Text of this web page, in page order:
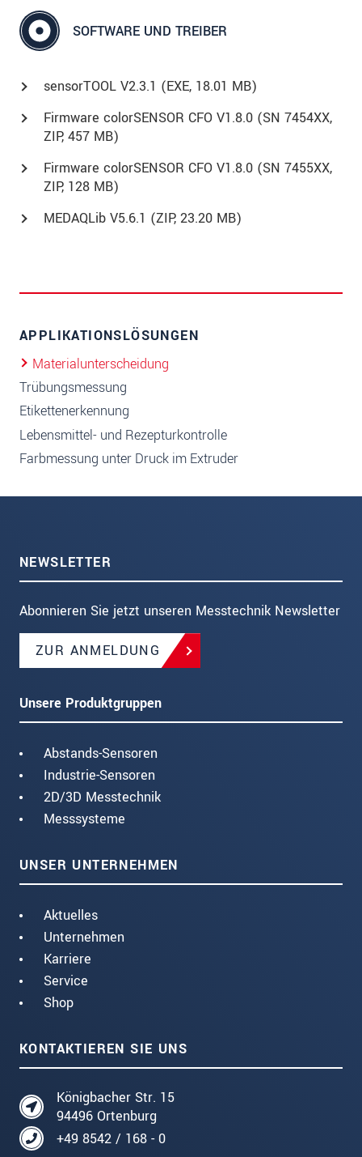
SOFTWARE UND TREIBER
sensorTOOL V2.3.1 (EXE, 18.01 MB)
Firmware colorSENSOR CFO V1.8.0 (SN 7454XX,
ZIP, 457 MB)
Firmware colorSENSOR CFO V1.8.0 (SN 7455XX,
ZIP, 128 MB)
MEDAQLib V5.6.1 (ZIP, 23.20 MB)
APPLIKATIONSLÖSUNGEN
Materialunterscheidung
Trübungsmessung
Etikettenerkennung
Lebensmittel- und Rezepturkontrolle
Farbmessung unter Druck im Extruder
NEWSLETTER
Abonnieren Sie jetzt unseren Messtechnik Newsletter
ZUR ANMELDUNG
Unsere Produktgruppen
Abstands-Sensoren
Industrie-Sensoren
2D/3D Messtechnik
Messsysteme
UNSER UNTERNEHMEN
Aktuelles
Unternehmen
Karriere
Service
Shop
KONTAKTIEREN SIE UNS
Königbacher Str. 15
94496 Ortenburg
+49 8542 / 168 - 0